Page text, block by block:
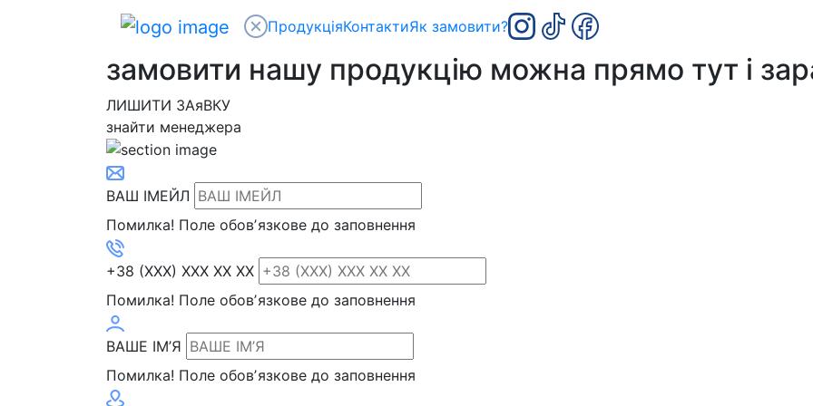
ПродукціяКонтактиЯк замовити?
замовити нашу продукцію можна прямо тут і
ЛИШИТИ ЗАяВКУ
знайти менеджера
ВАШ ІМЕЙЛ
Помилка! Поле обовʼязкове до заповнення
+38 (XXX) XXX XX XX
Помилка! Поле обовʼязкове до заповнення
ВАШЕ ІМ’Я
Помилка! Поле обовʼязкове до заповнення